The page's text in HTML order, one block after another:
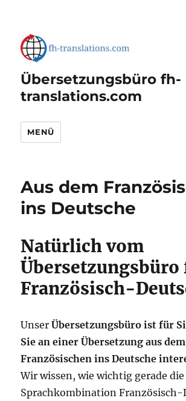
Übersetzungsbüro fh-
translations.com
MENÜ
Aus dem
ins Deutsche
Natürlich vom
Übersetzungsbüro
Französisch-
UnserÜbersetzungsbüro ist für
Sie an einer Übersetzung aus dem
Französischen ins Deutsche
Wir wissen, wie wichtig gerade die
Sprachkombination Französisch-